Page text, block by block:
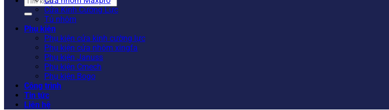
kiếm:Cửa Kính Cường Lực
Tủ nhôm
Phụ kiện
Phụ kiện cửa kính cường lực
Phụ kiện cửa nhôm xingfa
Phụ kiện Januss
Phụ kiện Cmech
Phụ kiện Bogo
Công trình
Tin tức
Liên hệ